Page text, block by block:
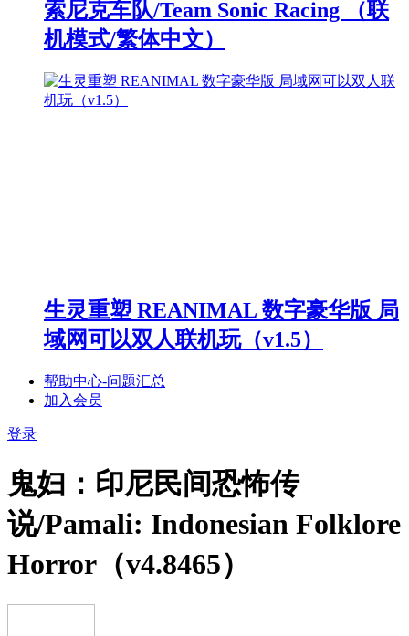
索尼克车队/Team Sonic Racing （联
机模式/繁体中文）
生灵重塑 REANIMAL 数字豪华版 局
域网可以双人联机玩（v1.5）
帮助中心-问题汇总
加入会员
登录
鬼妇：印尼民间恐怖传
说/Pamali: Indonesian Folklore
Horror（v4.8465）